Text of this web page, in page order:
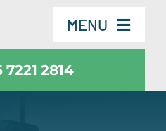
MENU
7221 2814